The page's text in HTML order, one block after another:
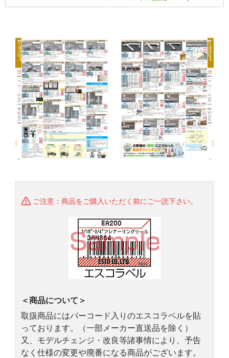
ご注意：商品をご購入いただく前にご一読下さい。
＜商品について＞
取扱商品にはバーコード入りのエスコラベルを貼
っております。（一部メーカー直送品を除く）
又、モデルチェンジ・改良等諸事情により、予告
なく仕様の変更や廃番になる商品がございます。